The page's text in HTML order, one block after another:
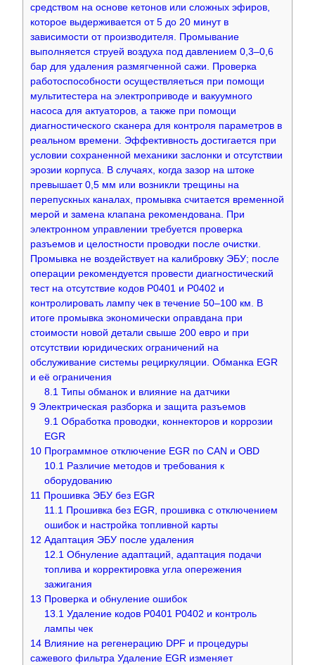
средством на основе кетонов или сложных эфиров,
которое выдерживается от 5 до 20 минут в
зависимости от производителя. Промывание
выполняется струей воздуха под давлением 0,3–0,6
бар для удаления размягченной сажи. Проверка
работоспособности осуществляеться при помощи
мультитестера на электроприводе и вакуумного
насоса для актуаторов, а также при помощи
диагностического сканера для контроля параметров в
реальном времени. Эффективность достигается при
условии сохраненной механики заслонки и отсутствии
эрозии корпуса. В случаях, когда зазор на штоке
превышает 0,5 мм или возникли трещины на
перепускных каналах, промывка считается временной
мерой и замена клапана рекомендована. При
электронном управлении требуется проверка
разъемов и целостности проводки после очистки.
Промывка не воздействует на калибровку ЭБУ; после
операции рекомендуется провести диагностический
тест на отсутствие кодов P0401 и P0402 и
контролировать лампу чек в течение 50–100 км. В
итоге промывка экономически оправдана при
стоимости новой детали свыше 200 евро и при
отсутствии юридических ограничений на
обслуживание системы рециркуляции. Обманка EGR
и её ограничения
8.1 Типы обманок и влияние на датчики
9 Электрическая разборка и защита разъемов
9.1 Обработка проводки, коннекторов и коррозии
EGR
10 Программное отключение EGR по CAN и OBD
10.1 Различие методов и требования к
оборудованию
11 Прошивка ЭБУ без EGR
11.1 Прошивка без EGR, прошивка с отключением
ошибок и настройка топливной карты
12 Адаптация ЭБУ после удаления
12.1 Обнуление адаптаций, адаптация подачи
топлива и корректировка угла опережения
зажигания
13 Проверка и обнуление ошибок
13.1 Удаление кодов P0401 P0402 и контроль
лампы чек
14 Влияние на регенерацию DPF и процедуры
сажевого фильтра Удаление EGR изменяет